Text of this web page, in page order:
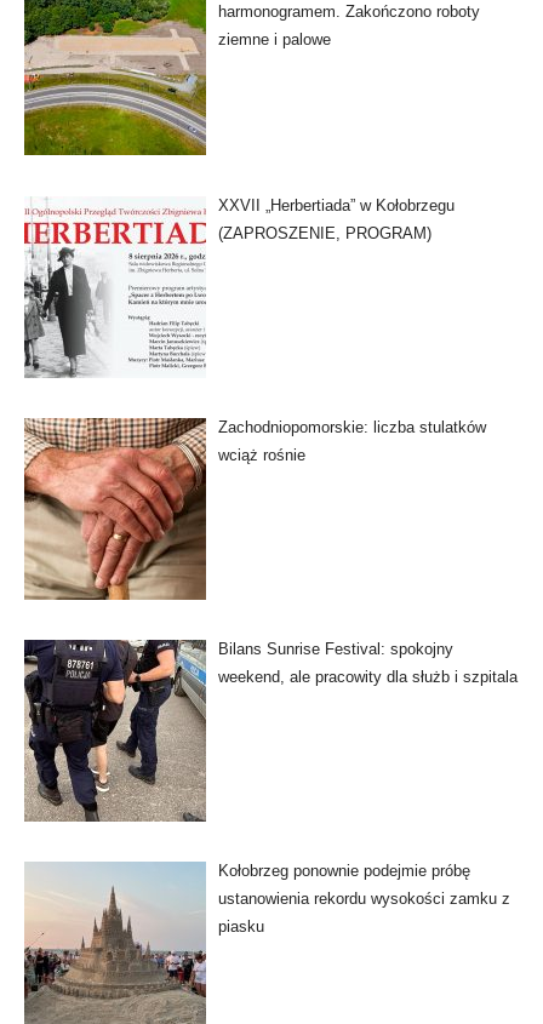
harmonogramem. Zakończono roboty
ziemne i palowe
XXVII „Herbertiada” w Kołobrzegu
(ZAPROSZENIE, PROGRAM)
Zachodniopomorskie: liczba stulatków
wciąż rośnie
Bilans Sunrise Festival: spokojny
weekend, ale pracowity dla służb i szpitala
Kołobrzeg ponownie podejmie próbę
ustanowienia rekordu wysokości zamku z
piasku